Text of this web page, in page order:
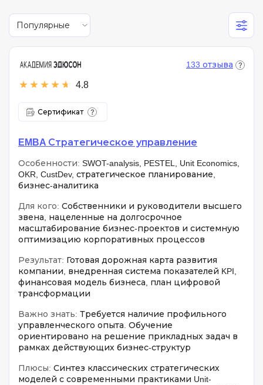
Популярные
4.8
133 отзыва
Сертификат
EMBA Стратегическое управление
Особенности: SWOT-analysis, PESTEL, Unit Economics,
OKR, CustDev, стратегическое планирование,
бизнес-аналитика
Для кого: Собственники и руководители высшего
звена, нацеленные на долгосрочное
масштабирование бизнес-проектов и системную
оптимизацию корпоративных процессов
Результат: Готовая дорожная карта развития
компании, внедренная система показателей KPI,
финансовая модель бизнеса, план цифровой
трансформации
Важно знать: Требуется наличие профильного
управленческого опыта. Обучение
ориентировано на решение прикладных задач в
рамках действующих бизнес-структур
Плюсы: Синтез классических стратегических
моделей с современными практиками Unit-